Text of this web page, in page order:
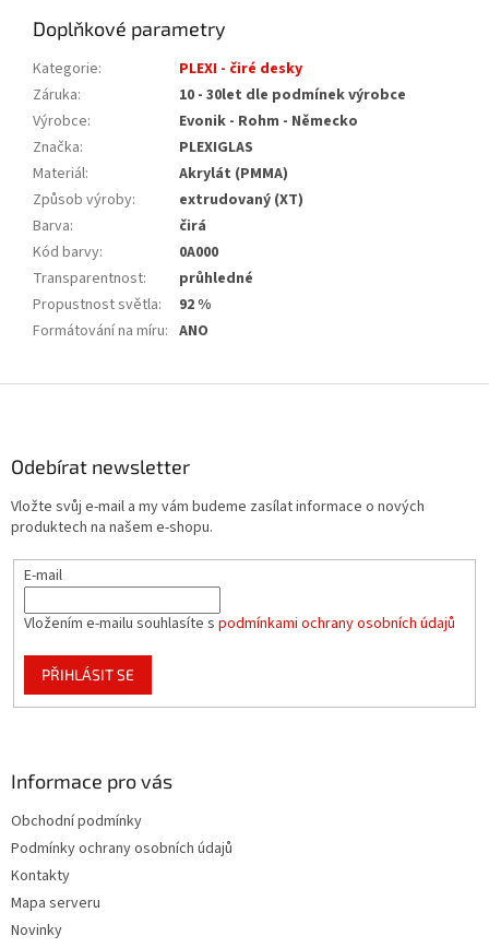
Doplňkové parametry
Kategorie:
PLEXI - čiré desky
Záruka:
10 - 30let dle podmínek výrobce
Výrobce:
Evonik - Rohm - Německo
Značka:
PLEXIGLAS
Materiál:
Akrylát (PMMA)
Způsob výroby:
extrudovaný (XT)
Barva:
čirá
Kód barvy:
0A000
Transparentnost:
průhledné
Propustnost světla:
92 %
Formátování na míru: ANO
Odebírat newsletter
Vložte svůj e-mail a my vám budeme zasílat informace o nových
produktech na našem e-shopu.
E-mail
Vložením e-mailu souhlasíte s podmínkami ochrany osobních údajů
PŘIHLÁSIT SE
Informace pro vás
Obchodní podmínky
Podmínky ochrany osobních údajů
Kontakty
Mapa serveru
Novinky